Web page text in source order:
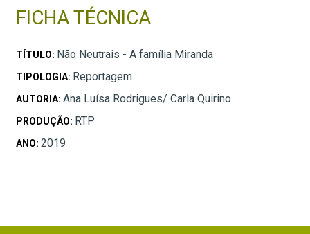
FICHA TÉCNICA
TÍTULO: Não Neutrais - A família Miranda
TIPOLOGIA: Reportagem
AUTORIA: Ana Luísa Rodrigues/ Carla Quirino
PRODUÇÃO: RTP
ANO: 2019